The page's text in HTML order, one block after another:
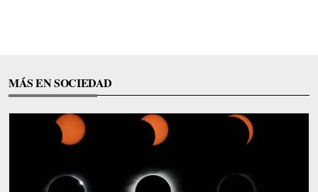
MÁS EN SOCIEDAD